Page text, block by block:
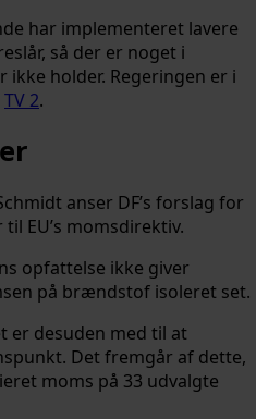
har implementeret lavere
så der er noget i
holder. Regeringen er i
TV 2.
anser DF’s forslag for
EU’s momsdirektiv.
opfattelse ikke giver
på brændstof isoleret set.
er desuden med til at
Det fremgår af dette,
moms på 33 udvalgte